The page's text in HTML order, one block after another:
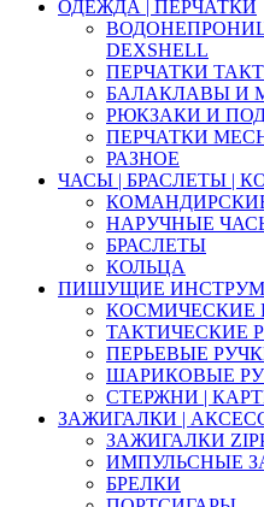
ОДЕЖДА | ПЕРЧАТКИ
DEXSHELL
ПЕРЧАТКИ
БАЛАКЛАВЫ И
РЮКЗАКИ И
ПЕРЧАТКИ
РАЗНОЕ
ЧАСЫ | БРАСЛЕТЫ |
НАРУЧНЫЕ
БРАСЛЕТЫ
КОЛЬЦА
ПИШУЩИЕ
КОСМИЧЕСКИЕ
ТАКТИЧЕСКИЕ
ПЕРЬЕВЫЕ
ШАРИКОВЫЕ
СТЕРЖНИ |
ЗАЖИГАЛКИ |
ЗАЖИГАЛКИ
ИМПУЛЬСНЫЕ
БРЕЛКИ